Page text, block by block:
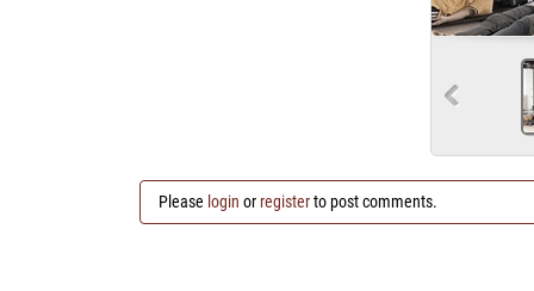
Please login or registerto post comments.